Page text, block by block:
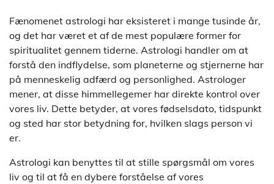
Fænomenet astrologi har eksisteret i mange tusinde år,
og det har været et af de mest populære former for
spiritualitet gennem tiderne. Astrologi handler om at
forstå den indflydelse, som planeterne og stjernerne har
på menneskelig adfærd og personlighed. Astrologer
mener, at disse himmellegemer har direkte kontrol over
vores liv. Dette betyder, at vores fødselsdato, tidspunkt
og sted har stor betydning for, hvilken slags person vi
er.
Astrologi kan benyttes til at stille spørgsmål om vores
liv og til at få en dybere forståelse af vores